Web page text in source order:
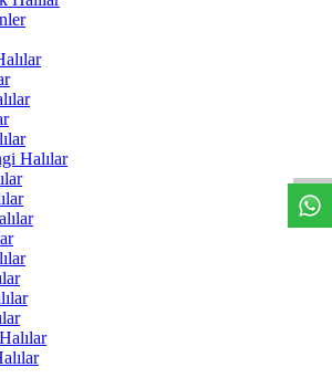
Halılar